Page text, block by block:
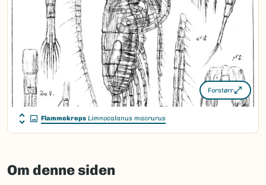
Forstørr
Flammekreps Limnocalanus macrurus
Om denne siden